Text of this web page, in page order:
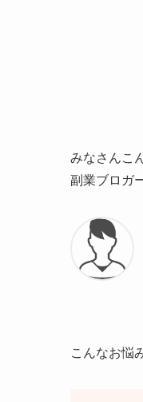
みなさんこ
副業ブロガ
こんなお悩